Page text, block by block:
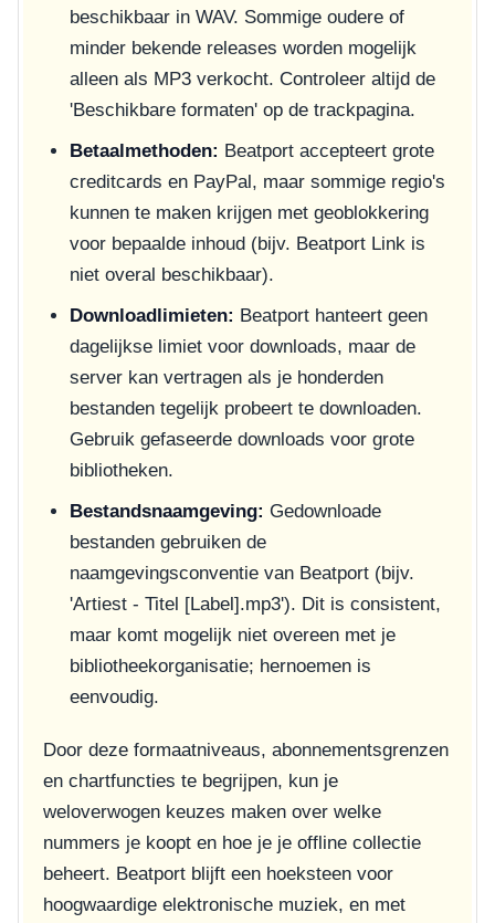
beschikbaar in WAV. Sommige oudere of
minder bekende releases worden mogelijk
alleen als MP3 verkocht. Controleer altijd de
'Beschikbare formaten' op de trackpagina.
Betaalmethoden: Beatport accepteert grote
creditcards en PayPal, maar sommige regio's
kunnen te maken krijgen met geoblokkering
voor bepaalde inhoud (bijv. Beatport Link is
niet overal beschikbaar).
Downloadlimieten: Beatport hanteert geen
dagelijkse limiet voor downloads, maar de
server kan vertragen als je honderden
bestanden tegelijk probeert te downloaden.
Gebruik gefaseerde downloads voor grote
bibliotheken.
Bestandsnaamgeving: Gedownloade
bestanden gebruiken de
naamgevingsconventie van Beatport (bijv.
'Artiest - Titel [Label].mp3'). Dit is consistent,
maar komt mogelijk niet overeen met je
bibliotheekorganisatie; hernoemen is
eenvoudig.
Door deze formaatniveaus, abonnementsgrenzen
en chartfuncties te begrijpen, kun je
weloverwogen keuzes maken over welke
nummers je koopt en hoe je je offline collectie
beheert. Beatport blijft een hoeksteen voor
hoogwaardige elektronische muziek, en met